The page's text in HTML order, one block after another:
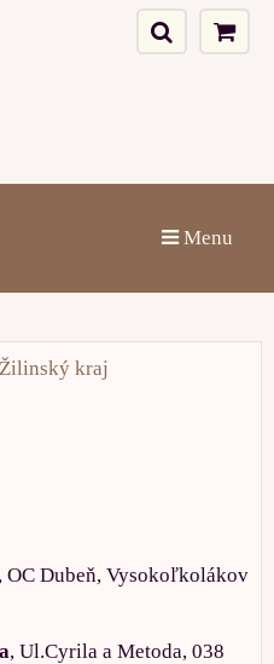
Menu
Žilinský kraj
OC Dubeň, Vysokoľkolákov
, Ul.Cyrila a Metoda, 038